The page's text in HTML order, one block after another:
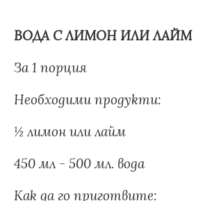
ВОДА С ЛИМОН ИЛИ ЛАЙМ
За 1 порция
Необходими продукти:
½ лимон или лайм
450 мл - 500 мл. вода
Как да го приготвите: